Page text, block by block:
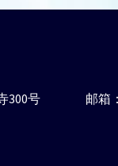
300号
邮箱